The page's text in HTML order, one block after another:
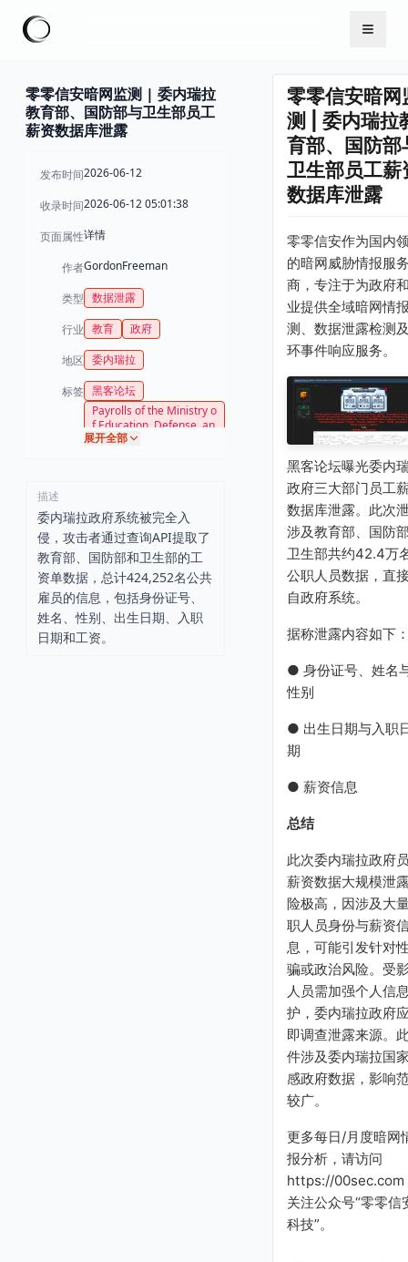
零零信安暗网监测 | 委内瑞拉
教育部、国防部与卫生部员工
薪资数据库泄露
发布时间2026-06-12
收录时间2026-06-12 05:01:38
页面属性详情
作者GordonFreeman
类型 数据泄露
行业 教育 政府
地区 委内瑞拉
标签 黑客论坛
Payrolls of the Ministry o
f Education, Defense, an
d Health of Venezuela
展开全部
描述
委内瑞拉政府系统被完全入
侵，攻击者通过查询API提取了
教育部、国防部和卫生部的工
资单数据，总计424,252名公共
雇员的信息，包括身份证号、
姓名、性别、出生日期、入职
日期和工资。
零零信安暗网
测 | 委内瑞拉
育部、国防部
卫生部员工薪
数据库泄露
零零信安作为国内
的暗网威胁情报服
商，专注于为政府
业提供全域暗网情
测、数据泄露检测
环事件响应服务。
黑客论坛曝光委内
政府三大部门员工
数据库泄露。此次
涉及教育部、国防
卫生部共约42.4万
公职人员数据，直
自政府系统。
据称泄露内容如下
● 身份证号、姓名
性别
● 出生日期与入职
期
● 薪资信息
总结
此次委内瑞拉政府
薪资数据大规模泄
险极高，因涉及大
职人员身份与薪资
息，可能引发针对
骗或政治风险。受
人员需加强个人信
护，委内瑞拉政府
即调查泄露来源。
件涉及委内瑞拉国
感政府数据，影响
较广。
更多每日/月度暗网
报分析，请访问
https://00sec.com
关注公众号“零零信
科技”。